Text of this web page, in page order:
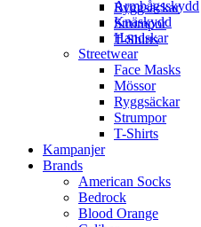
Ryggsäckar
Strumpor
T-Shirts
Armbågsskydd
Knäskydd
Handskar
Streetwear
Face Masks
Mössor
Ryggsäckar
Strumpor
T-Shirts
Kampanjer
Brands
American Socks
Bedrock
Blood Orange